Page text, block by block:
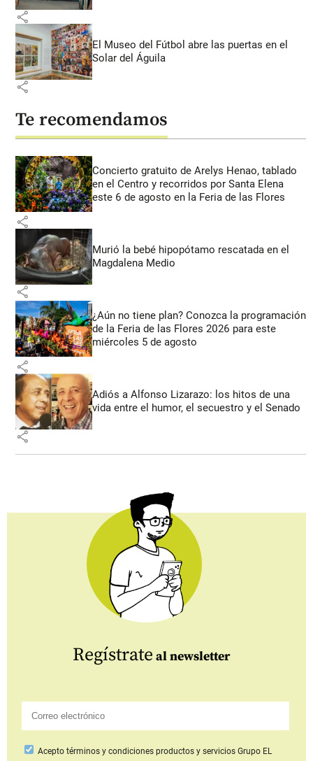
share
El Museo del Fútbol abre las puertas en el
Solar del Águila
share
Te recomendamos
Concierto gratuito de Arelys Henao, tablado
en el Centro y recorridos por Santa Elena
este 6 de agosto en la Feria de las Flores
share
Murió la bebé hipopótamo rescatada en el
Magdalena Medio
share
¿Aún no tiene plan? Conozca la programación
de la Feria de las Flores 2026 para este
miércoles 5 de agosto
share
Adiós a Alfonso Lizarazo: los hitos de una
vida entre el humor, el secuestro y el Senado
share
Regístrate al newsletter
Aceptotérminos y condiciones productos y serviciosGrupo EL